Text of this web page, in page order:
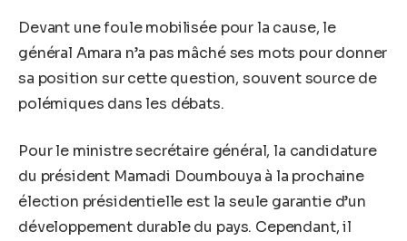
Devant une foule mobilisée pour la cause, le
général Amara n’a pas mâché ses mots pour donner
sa position sur cette question, souvent source de
polémiques dans les débats.
Pour le ministre secrétaire général, la candidature
du président Mamadi Doumbouya à la prochaine
élection présidentielle est la seule garantie d’un
développement durable du pays. Cependant, il